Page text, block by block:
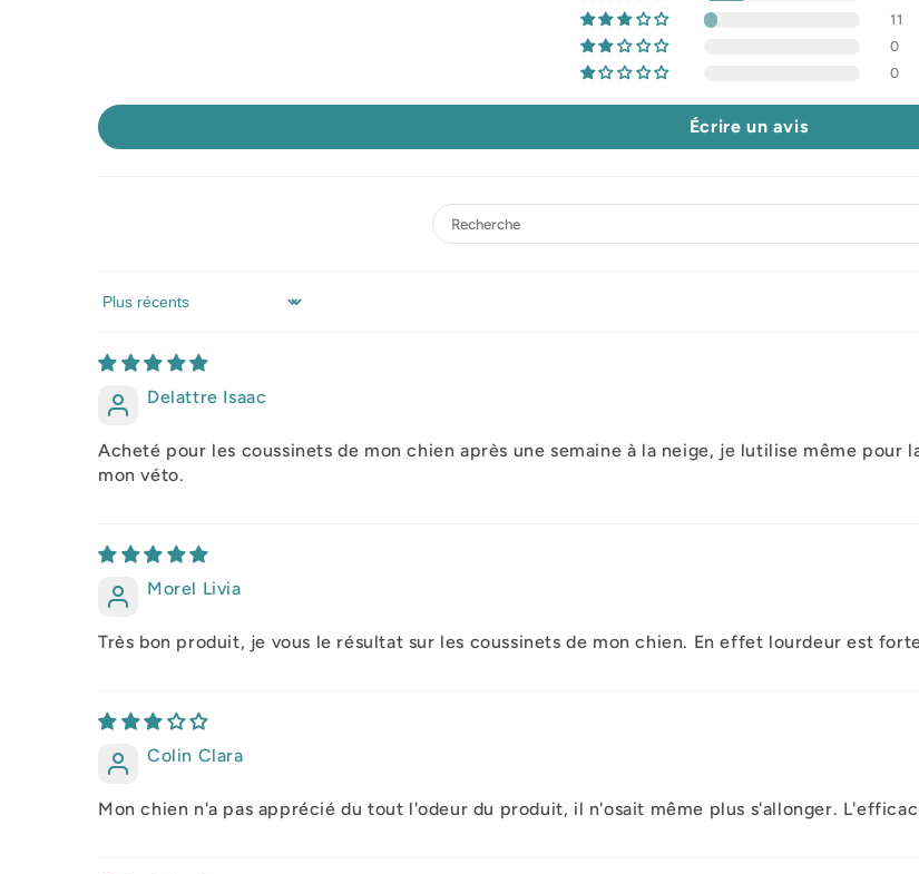
11
0
0
Écrire un avis
Sort by
Delattre Isaac
Acheté pour les coussinets de mon chien après une semaine à la neige, je lutilise même
mon véto.
Morel Livia
Très bon produit, je vous le résultat sur les coussinets de mon chien. En effet lourdeur est
Colin Clara
Mon chien n'a pas apprécié du tout l'odeur du produit, il n'osait même plus s'allonger.